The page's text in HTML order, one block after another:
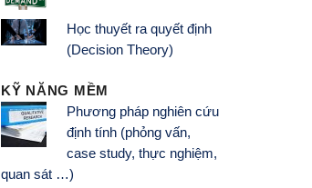
Học thuyết ra quyết định
(Decision Theory)
KỸ NĂNG MỀM
Phương pháp nghiên cứu
định tính (phỏng vấn,
case study, thực nghiệm,
quan sát …)